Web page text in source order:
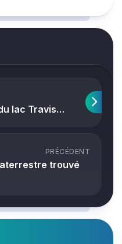
lac Travis…
PRÉCÉDENT
trouvé